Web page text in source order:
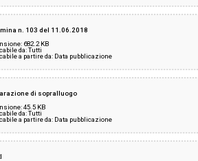
n. 103 del 11.06.2018
682.2 KB
da: Tutti
a partire da: Data pubblicazione
di sopralluogo
45.5 KB
da: Tutti
a partire da: Data pubblicazione